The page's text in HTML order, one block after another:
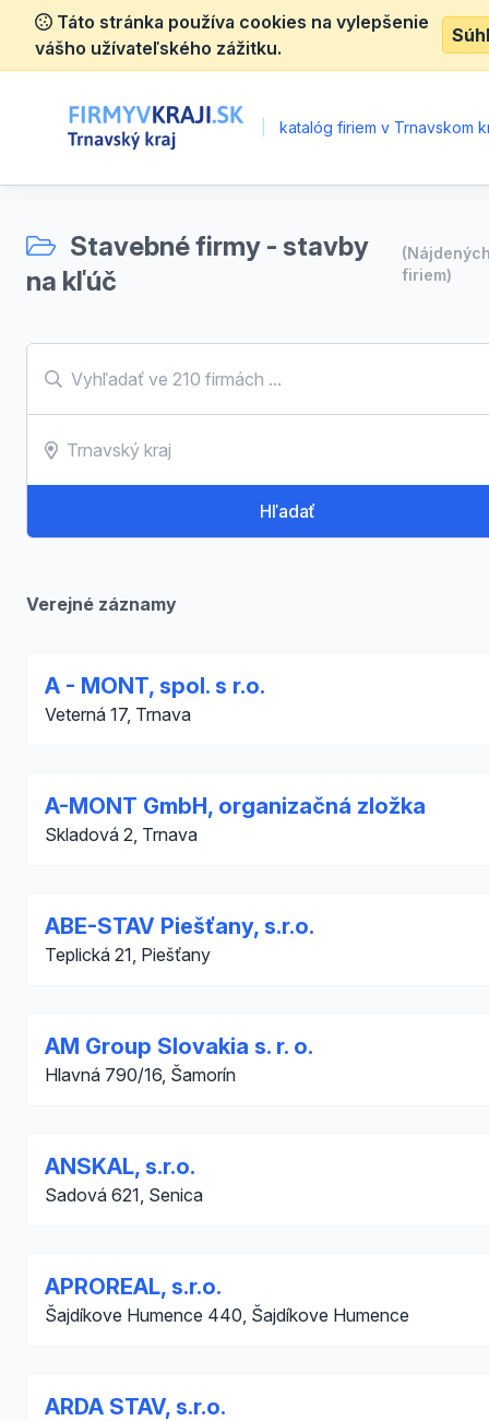
Táto stránka používa cookies na vylepšenie
vášho užívateľského zážitku.
katalóg firiem v Trnavskom
Stavebné firmy - stavby
na kľúč
firiem)
Hľadať
Verejné záznamy
A - MONT, spol. s r.o.
Veterná 17, Trnava
A-MONT GmbH, organizačná zložka
Skladová 2, Trnava
ABE-STAV Piešťany, s.r.o.
Teplická 21, Piešťany
AM Group Slovakia s. r. o.
Hlavná 790/16, Šamorín
ANSKAL, s.r.o.
Sadová 621, Senica
APROREAL, s.r.o.
Šajdíkove Humence 440, Šajdíkove Humence
ARDA STAV, s.r.o.